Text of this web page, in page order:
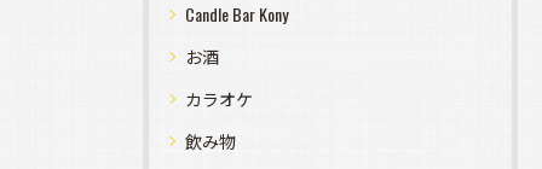
Candle Bar Kony
お酒
カラオケ
飲み物